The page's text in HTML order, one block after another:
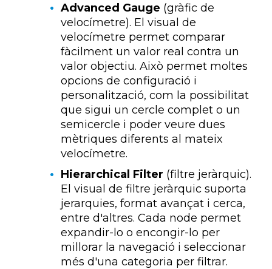
Advanced Gauge (gràfic de
velocímetre). El visual de
velocímetre permet comparar
fàcilment un valor real contra un
valor objectiu. Això permet moltes
opcions de configuració i
personalització, com la possibilitat
que sigui un cercle complet o un
semicercle i poder veure dues
mètriques diferents al mateix
velocímetre.
Hierarchical Filter (filtre jeràrquic).
El visual de filtre jeràrquic suporta
jerarquies, format avançat i cerca,
entre d'altres. Cada node permet
expandir-lo o encongir-lo per
millorar la navegació i seleccionar
més d'una categoria per filtrar.